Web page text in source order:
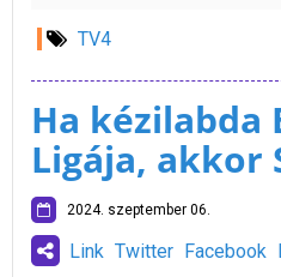
TV4
Ha kézilabda
Ligája, akkor
2024. szeptember 06.
Link Twitter Facebook